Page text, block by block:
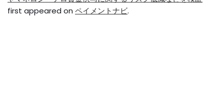
first appeared on ペイメントナビ.